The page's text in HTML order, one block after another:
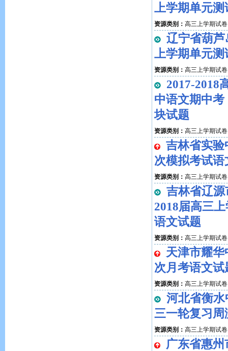
上学期单元
资源类别： 高三上学期试卷
辽宁省葫
上学期单元
资源类别： 高三上学期试卷
2017-2018
中语文期中
块试题
资源类别： 高三上学期试卷
吉林省实验
次模拟考试
资源类别： 高三上学期试卷
吉林省辽
2018届高三
语文试题
资源类别： 高三上学期试卷
天津市耀华
次月考语文试
资源类别： 高三上学期试卷
河北省衡水
三一轮复习
资源类别： 高三上学期试卷
广东省惠